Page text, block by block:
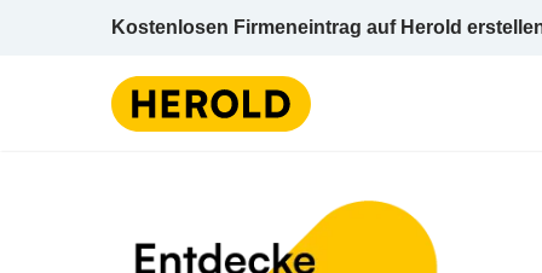
Kostenlosen Firmeneintrag auf Herold